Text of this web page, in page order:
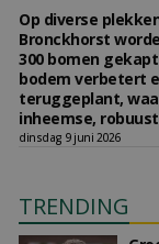
Op diverse
Bronckhorst
300 bomen
bodem verbetert
teruggeplant,
inheemse,
dinsdag 9 juni 2026
TRENDING